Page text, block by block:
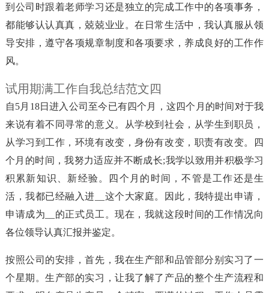
到公司时跟着老师学习还是独立的完成工作中的各项事务，
都能够认认真真，兢兢业业。在日常生活中，我认真服从领
导安排，遵守各项规章制度和各项要求，养成良好的工作作
风。
试用期满工作自我总结范文四
自5月18日进入公司至今已有四个月，这四个月的时间对于我
来说有着不同寻常的意义。从学校到社会，从学生到职员，
从学习到工作，环境有改变，身份有改变，职责有改变。四
个月的时间，我努力适应并不断成长;我学以致用并积极学习
积累新知识、新经验。四个月的时间，不管是工作还是生
活，我都已经融入进__这个大家庭。因此，我特提出申请，
申请成为__的正式员工。现在，我就这段时间的工作情况向
各位领导认真汇报并鉴定。
按照公司的安排，首先，我在生产部和品管部分别实习了一
个星期。生产部的实习，让我了解了产品的整个生产流程和